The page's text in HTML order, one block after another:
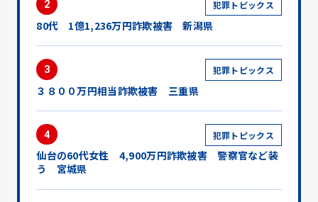
2 犯罪トピックス
80代 1億1,236万円詐欺被害 新潟県
3 犯罪トピックス
３８００万円相当詐欺被害 三重県
4 犯罪トピックス
仙台の60代女性 4,900万円詐欺被害 警察官など装
う 宮城県